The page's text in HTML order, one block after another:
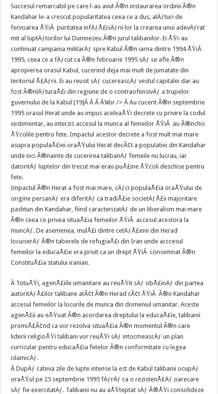
Succesul remarcabil pe care l-au avut Ã®n instaurarea ordinii Ã®n
Kandahar le-a crescut popularitatea ceea ce a dus, alÄƒturi de
fervoarea ÅŸiÂ puritatea infÄƒÅ£isÄƒrii lor la crearea unui adevÄƒrat
mit al luptÄƒtorilor lui Dumnezeu Ã®n jurul talibanilor. Ei ÅŸi-au
continuat campania militarÄƒ spre Kabul Ã®n iarna dintre 1994 ÅŸiÂ
1995, ceea ce a fÄƒcut ca Ã®n februarie 1995 sÄƒ se afle Ã®n
apropierea orasul Kabul, cucerind deja mai mult de jumatate din
teritoriul Å£Äƒrii. Ei au reusit sÄƒ cucereascÄƒ vestul capitalei dar au
fost Ã®nlÄƒturaÅ£i din regiune de o contraofensivÄƒ a trupelor
guvernului de la Kabul [19]Â Â Â Â¼br /> Â Au cucerit Ã®n septembrie
1995 orasul Herat unde au impus aceleaÅŸi decrete cu privire la codul
vestimentar, au interzis accesul la munca al femeilor ÅŸiÂ au Ã®nchis
ÅŸcolile pentru fete. Impactul acestor decrete a fost mult mai mare
asupra populaÅ£iei oraÅŸului Herat decÃ¢t a populatiei din Kandahar
unde nici Ã®nainte de cucerirea talibanÄƒ femeile nu lucrau, iar
datoritÄƒ luptelor din trecut mai erau puÅ£ine ÅŸcoli deschise pentru
fete.
Impactul Ã®n Herat a fost mai mare, cÄƒci populaÅ£ia oraÅŸului de
origine persanÄƒ era diferitÄƒ ca tradiÅ£ie societÄƒÅ£ii majoritare
pashtun din Kandahar, fiind caracterizatÄƒ de un liberalism mai mare
Ã®n ceea ce privea situaÅ£ia femeilor ÅŸiÂ accesul acestora la
muncÄƒ. De asemenea, mulÅ£i dintre cetÄƒÅ£enii din Herad
locuiserÄƒ Ã®n taberele de refugiaÅ£i din Iran unde acccesul
femeilor la educaÅ£ie era privit ca un drept ÅŸiÂ consemnat Ã®n
ConstituÅ£ia statului iranian.
Â TotuÅŸi, agenÅ£iile umanitare au reuÅŸit sÄƒ obÅ£inÄƒ din partea
autoritÄƒÅ£ilor talibane atÃ¢t Ã®n Herad cÃ¢t ÅŸiÂ Ã®n Kandahar
accesul femeilor la locurile de munca din domeniul umanitar. Aceste
agenÅ£ii au eÅŸuat Ã®n acordarea dreptului la educaÅ£ie, talibanii
promiÅ£Ã¢nd ca vor rezolva situaÅ£ia Ã®n momentul Ã®n care
liderii religioÅŸi talibani vor reuÅŸi sÄƒ intocmeascÄƒ un plan
curricular pentru educaÅ£ia fetelor Ã®n conformitate cu legea
islamicÄƒ.
Â DupÄƒ cateva zile de lupte intense la est de Kabul talibanii ocupÄƒ
oraÅŸul pe 25 septembrie 1995 fÄƒrÄƒ ca o rezistenÅ£Äƒ oarecare
sÄƒ fie exercitatÄƒ. Talibanii nu au aÅŸteptat sÄƒ Ã®ÅŸi consolideze